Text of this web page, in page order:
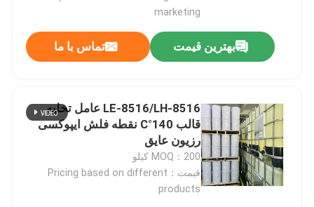
marketing
بهترین قیمت تماس با ما
LE-8516/LH-8516 عامل تخلیه
قالب 140°C نقطه فلش ایپوکسی
رزیون عایق
MOQ：200 کیلو
قیمت：Pricing based on different
products